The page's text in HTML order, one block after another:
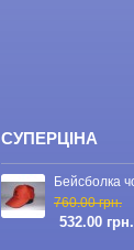
СУПЕРЦІНА
760.00 грн.
532.00 грн.